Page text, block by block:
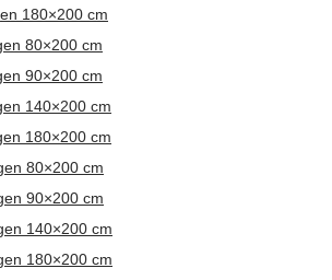
180×200 cm
80×200 cm
90×200 cm
140×200 cm
180×200 cm
80×200 cm
90×200 cm
140×200 cm
180×200 cm